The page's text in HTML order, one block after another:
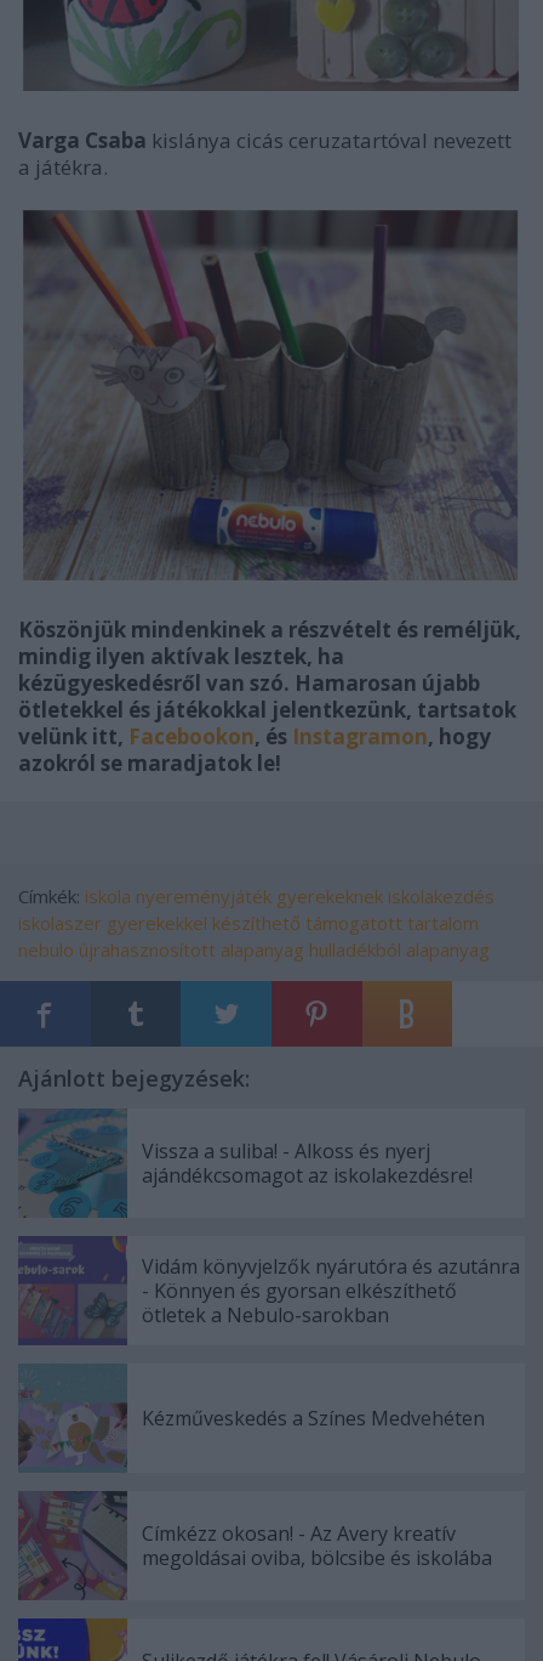
Varga Csaba kislánya cicás ceruzatartóval nevezett
a játékra.
Köszönjük mindenkinek a részvételt és reméljük,
mindig ilyen aktívak lesztek, ha
kézügyeskedésről van szó. Hamarosan újabb
ötletekkel és játékokkal jelentkezünk, tartsatok
velünk itt, Facebookon, és Instagramon, hogy
azokról se maradjatok le!
Címkék: iskola nyereményjáték gyerekeknek iskolakezdés
iskolaszer gyerekekkel készíthető támogatott tartalom
nebulo újrahasznosított alapanyag hulladékból alapanyag
Ajánlott bejegyzések:
Vissza a suliba! - Alkoss és nyerj
ajándékcsomagot az iskolakezdésre!
Vidám könyvjelzők nyárutóra és azutánra
- Könnyen és gyorsan elkészíthető
ötletek a Nebulo-sarokban
Kézműveskedés a Színes Medvehéten
Címkézz okosan! - Az Avery kreatív
megoldásai oviba, bölcsibe és iskolába